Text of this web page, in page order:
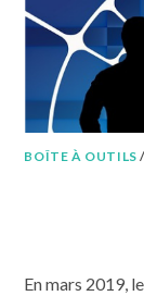
BOÎTE À OUTILS /
En mars 2019,